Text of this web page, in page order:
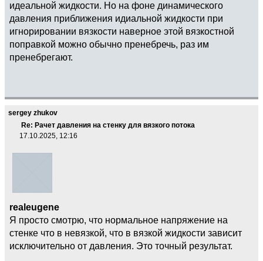
идеальной жидкости. Но на фоне динамического
давления приближения идиальной жидкости при
игнорировании вязкости наверное этой вязкостной
поправкой можно обычно пренебречь, раз им
пренебрегают.
sergey zhukov
Re: Рачет давления на стенку для вязкого потока
17.10.2025, 12:16
realeugene
Я просто смотрю, что нормальное напряжение на
стенке что в невязкой, что в вязкой жидкости зависит
исключительно от давления. Это точный результат.